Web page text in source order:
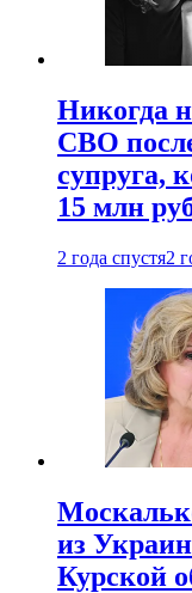
Никогда
СВО
супруга,
15 млн
2 года спустя2
из
Курской